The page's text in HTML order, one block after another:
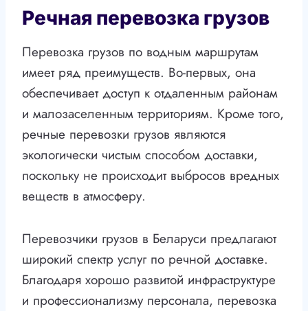
Речная перевозка грузов
Перевозка грузов по водным маршрутам
имеет ряд преимуществ. Во-первых, она
обеспечивает доступ к отдаленным районам
и малозаселенным территориям. Кроме того,
речные перевозки грузов являются
экологически чистым способом доставки,
поскольку не происходит выбросов вредных
веществ в атмосферу.
Перевозчики грузов в Беларуси предлагают
широкий спектр услуг по речной доставке.
Благодаря хорошо развитой инфраструктуре
и профессионализму персонала, перевозка